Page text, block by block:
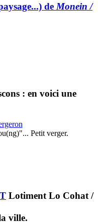
de Monein /
: en voici une
Petit verger.
Lotiment Lo Cohat/
ville.